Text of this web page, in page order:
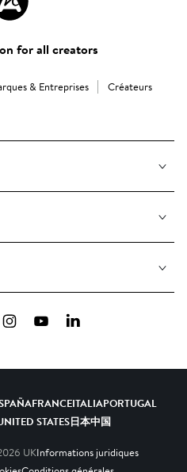
for all creators
& Entreprises Créateurs
InstagramYouTubeLinkedIn
FRANCEITALIAPORTUGAL
STATES日本中国
UKInformations juridiques